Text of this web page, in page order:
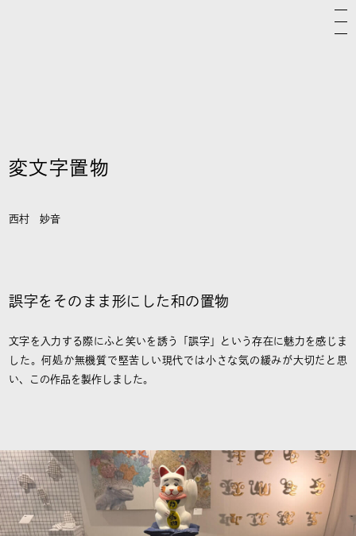
変文字置物
西村 妙音
誤字をそのまま形にした和の置物
文字を入力する際にふと笑いを誘う「誤字」という存在に魅力を感じま
した。何処か無機質で堅苦しい現代では小さな気の緩みが大切だと思
い、この作品を製作しました。